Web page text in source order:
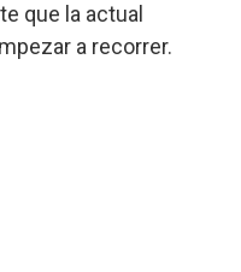
que la actual
a recorrer.